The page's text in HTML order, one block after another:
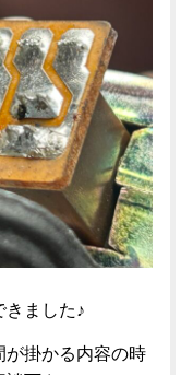
きました♪
が掛かる内容の時